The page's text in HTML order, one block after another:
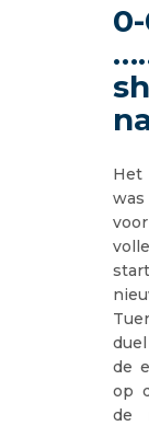
de
op
de